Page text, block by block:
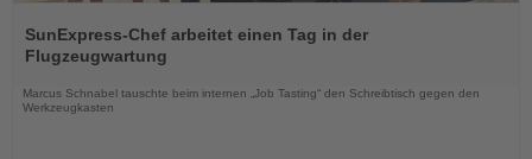
Sie
die
Nachrichten
SunExpress-Chef arbeitet einen Tag in der
Flugzeugwartung
Marcus Schnabel tauschte beim internen „Job Tasting“ den Schreibtisch gegen den
Werkzeugkasten